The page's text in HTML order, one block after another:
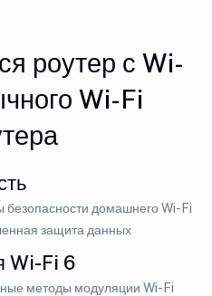
роутер с Wi-
Wi-Fi
безопасности домашнего Wi-Fi
защита данных
Wi-Fi 6
методы модуляции Wi-Fi